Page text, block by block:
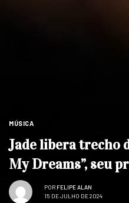
MÚSICA
Jade libera trecho
My Dreams”, seu
POR FELIPE ALAN
15 DE JULHO DE 2024